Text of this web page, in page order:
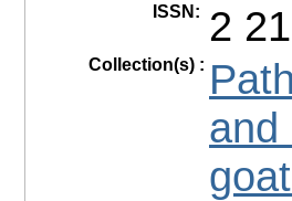
ISSN: 2
Collection(s) :
and